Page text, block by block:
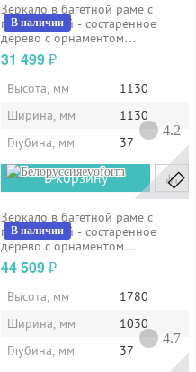
В наличии
Зеркало в багетной раме с
гравировкой - состаренное
дерево с орнаментом
113х113см...
31 499₽
Высота, мм
1130
Ширина, мм
1130
Глубина, мм
37
В корзину
evoform
4.2
В наличии
Зеркало в багетной раме с
гравировкой - состаренное
дерево с орнаментом
103х178см...
44 509₽
Высота, мм
1780
Ширина, мм
1030
Глубина, мм
37
4.7